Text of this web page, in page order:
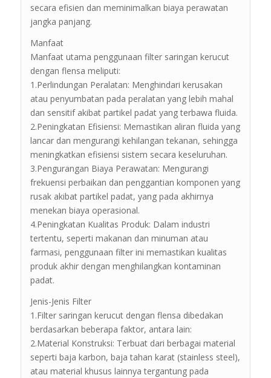
secara efisien dan meminimalkan biaya perawatan
jangka panjang.
Manfaat
Manfaat utama penggunaan filter saringan kerucut
dengan flensa meliputi:
1.Perlindungan Peralatan: Menghindari kerusakan
atau penyumbatan pada peralatan yang lebih mahal
dan sensitif akibat partikel padat yang terbawa fluida.
2.Peningkatan Efisiensi: Memastikan aliran fluida yang
lancar dan mengurangi kehilangan tekanan, sehingga
meningkatkan efisiensi sistem secara keseluruhan.
3.Pengurangan Biaya Perawatan: Mengurangi
frekuensi perbaikan dan penggantian komponen yang
rusak akibat partikel padat, yang pada akhirnya
menekan biaya operasional.
4.Peningkatan Kualitas Produk: Dalam industri
tertentu, seperti makanan dan minuman atau
farmasi, penggunaan filter ini memastikan kualitas
produk akhir dengan menghilangkan kontaminan
padat.
Jenis-Jenis Filter
1.Filter saringan kerucut dengan flensa dibedakan
berdasarkan beberapa faktor, antara lain:
2.Material Konstruksi: Terbuat dari berbagai material
seperti baja karbon, baja tahan karat (stainless steel),
atau material khusus lainnya tergantung pada